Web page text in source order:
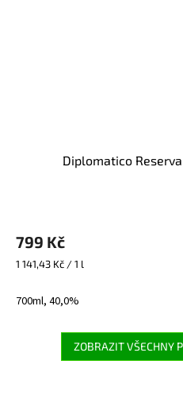
Diplomatico
799 Kč
Měrná
1 141,43 Kč / 1 l
700ml, 40,0%
ZOBRAZIT VŠECHNY